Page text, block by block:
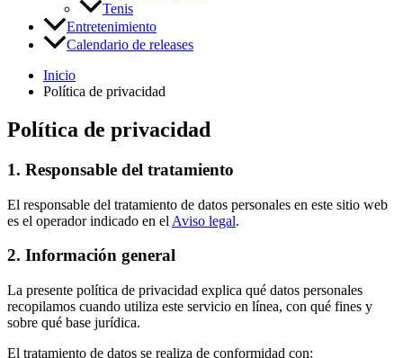
Tenis
Entretenimiento
Calendario de releases
Inicio
Política de privacidad
Política de privacidad
1. Responsable del tratamiento
El responsable del tratamiento de datos personales en este sitio web
es el operador indicado en el Aviso legal.
2. Información general
La presente política de privacidad explica qué datos personales
recopilamos cuando utiliza este servicio en línea, con qué fines y
sobre qué base jurídica.
El tratamiento de datos se realiza de conformidad con: